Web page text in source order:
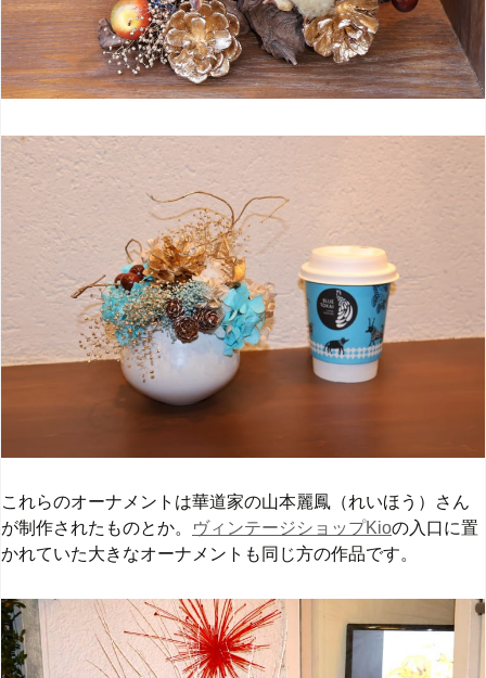
これらのオーナメントは華道家の山本麗鳳（れいほう）さん
が制作されたものとか。
ヴィンテージショップKioの入口に置
かれていた大きなオーナメントも同じ方の作品です。